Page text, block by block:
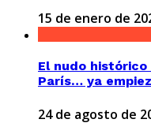
15 de enero de
El nudo
París… ya
24 de agosto de